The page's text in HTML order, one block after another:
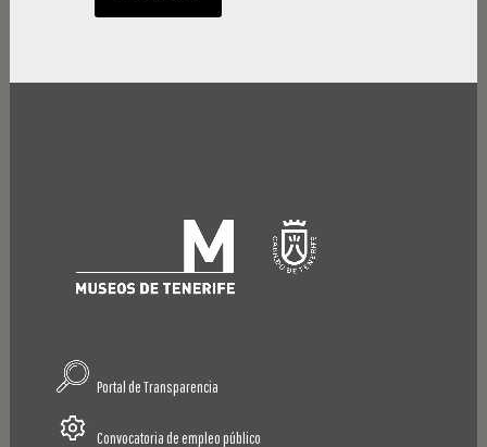
Portal de Transparencia
Convocatoria de empleo público